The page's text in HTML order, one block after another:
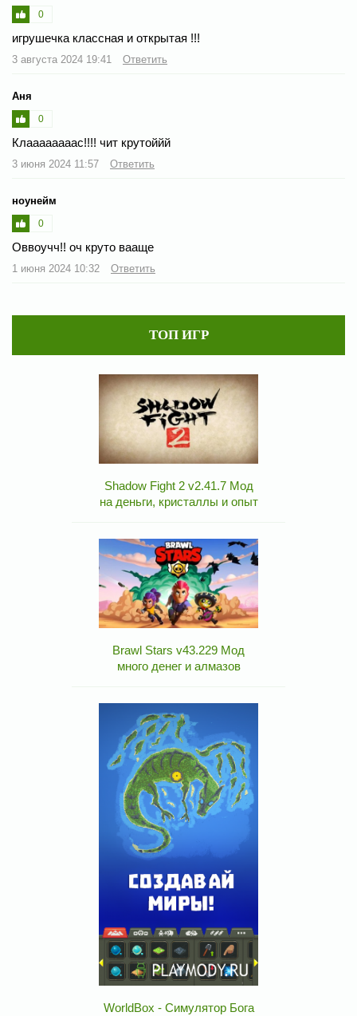
0
игрушечка классная и открытая !!!
3 августа 2024 19:41 Ответить
Аня
0
Клаааааааас!!!! чит крутоййй
3 июня 2024 11:57 Ответить
ноунейм
0
Оввоучч!! оч круто вааще
1 июня 2024 10:32 Ответить
ТОП ИГР
Shadow Fight 2 v2.41.7 Мод
на деньги, кристаллы и опыт
Brawl Stars v43.229 Мод
много денег и алмазов
WorldBox - Симулятор Бога